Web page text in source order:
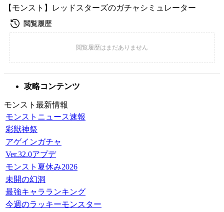
【モンスト】レッドスターズのガチャシミュレーター
攻略コンテンツ
モンスト最新情報
モンストニュース速報
彩獣神祭
アゲインガチャ
Ver.32.0アプデ
モンスト夏休み2026
未開の幻洞
最強キャラランキング
今週のラッキーモンスター